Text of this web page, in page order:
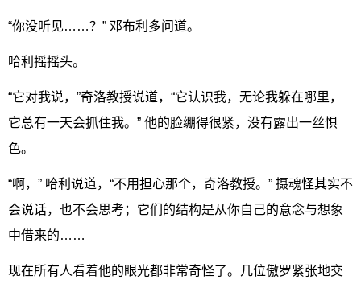
“你没听见……？” 邓布利多问道。
哈利摇摇头。
“它对我说，”奇洛教授说道，“它认识我，无论我躲在哪里，
它总有一天会抓住我。” 他的脸绷得很紧，没有露出一丝惧
色。
“啊，” 哈利说道，“不用担心那个，奇洛教授。” 摄魂怪其实不
会说话，也不会思考；它们的结构是从你自己的意念与想象
中借来的……
现在所有人看着他的眼光都非常奇怪了。几位傲罗紧张地交